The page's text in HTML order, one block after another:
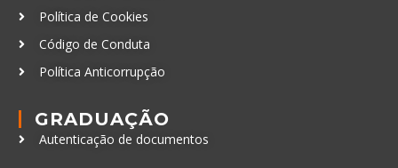
Política de Cookies
Código de Conduta
Política Anticorrupção
GRADUAÇÃO
Autenticação de documentos